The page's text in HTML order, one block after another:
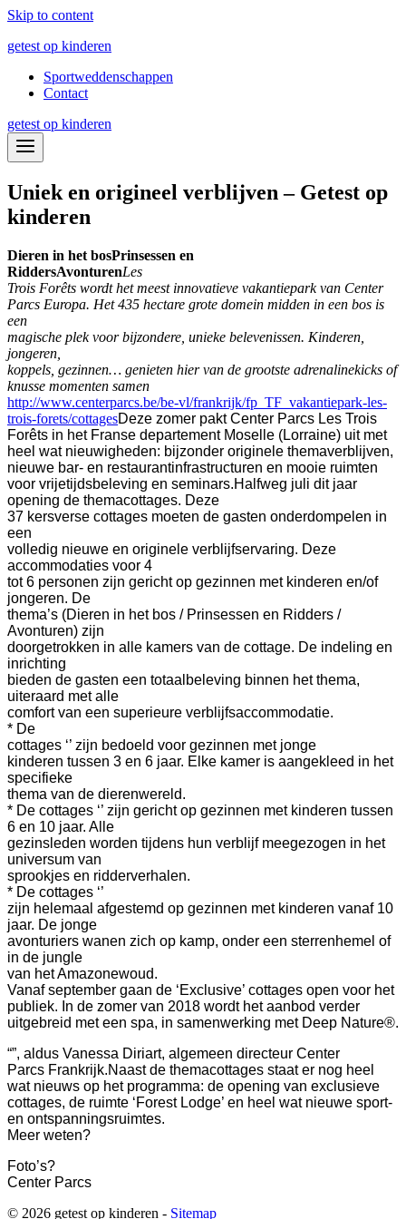
Skip to content
getest op kinderen
Sportweddenschappen
Contact
getest op kinderen
Uniek en origineel verblijven – Getest op
kinderen
Dieren in het bosPrinsessen en
RiddersAvonturenLes
Trois Forêts wordt het meest innovatieve vakantiepark van Center
Parcs Europa. Het 435 hectare grote domein midden in een bos is
een
magische plek voor bijzondere, unieke belevenissen. Kinderen,
jongeren,
koppels, gezinnen… genieten hier van de grootste adrenalinekicks of
knusse momenten samen
http://www.centerparcs.be/be-vl/frankrijk/fp_TF_vakantiepark-les-
trois-forets/cottagesDeze zomer pakt Center Parcs Les Trois
Forêts in het Franse departement Moselle (Lorraine) uit met
heel wat nieuwigheden: bijzonder originele themaverblijven,
nieuwe bar- en restaurantinfrastructuren en mooie ruimten
voor vrijetijdsbeleving en seminars.Halfweg juli dit jaar
opening de themacottages. Deze
37 kersverse cottages moeten de gasten onderdompelen in
een
volledig nieuwe en originele verblijfservaring. Deze
accommodaties voor 4
tot 6 personen zijn gericht op gezinnen met kinderen en/of
jongeren. De
thema’s (Dieren in het bos / Prinsessen en Ridders /
Avonturen) zijn
doorgetrokken in alle kamers van de cottage. De indeling en
inrichting
bieden de gasten een totaalbeleving binnen het thema,
uiteraard met alle
comfort van een superieure verblijfsaccommodatie.
* De
cottages ‘’ zijn bedoeld voor gezinnen met jonge
kinderen tussen 3 en 6 jaar. Elke kamer is aangekleed in het
specifieke
thema van de dierenwereld.
* De cottages ‘’ zijn gericht op gezinnen met kinderen tussen
6 en 10 jaar. Alle
gezinsleden worden tijdens hun verblijf meegezogen in het
universum van
sprookjes en ridderverhalen.
* De cottages ‘’
zijn helemaal afgestemd op gezinnen met kinderen vanaf 10
jaar. De jonge
avonturiers wanen zich op kamp, onder een sterrenhemel of
in de jungle
van het Amazonewoud.
Vanaf september gaan de ‘Exclusive’ cottages open voor het
publiek. In de zomer van 2018 wordt het aanbod verder
uitgebreid met een spa, in samenwerking met Deep Nature®.
“”, aldus Vanessa Diriart, algemeen directeur Center
Parcs Frankrijk.Naast de themacottages staat er nog heel
wat nieuws op het programma: de opening van exclusieve
cottages, de ruimte ‘Forest Lodge’ en heel wat nieuwe sport-
en ontspanningsruimtes.
Meer weten?
Foto’s?
Center Parcs
© 2026 getest op kinderen - Sitemap